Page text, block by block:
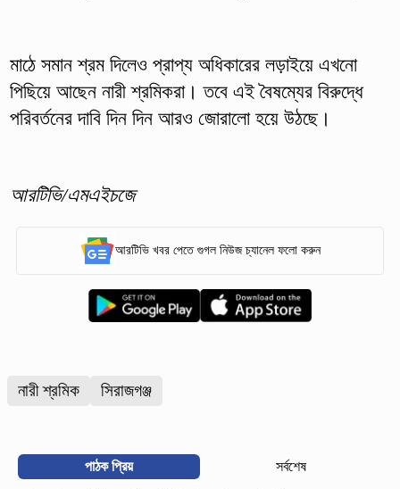
মাঠে সমান শ্রম দিলেও প্রাপ্য অধিকারের লড়াইয়ে এখনো
পিছিয়ে আছেন নারী শ্রমিকরা। তবে এই বৈষম্যের বিরুদ্ধে
পরিবর্তনের দাবি দিন দিন আরও জোরালো হয়ে উঠছে।
আরটিভি/এমএইচজে
আরটিভি খবর পেতে গুগল নিউজ চ্যানেল ফলো করুন
নারী শ্রমিক সিরাজগঞ্জ
পাঠক প্রিয় সর্বশেষ